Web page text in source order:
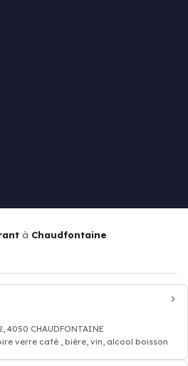
à Chaudfontaine
4050 CHAUDFONTAINE
verre café , bière, vin, alcool boisson